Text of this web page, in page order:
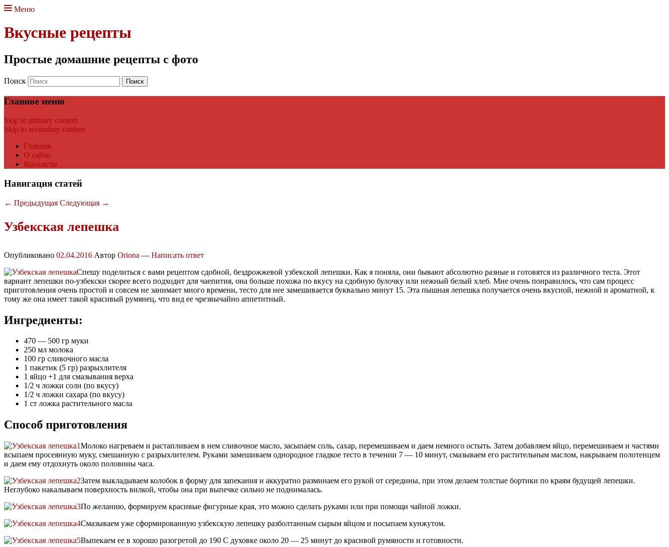
Меню
Вкусные рецепты
Простые домашние рецепты с фото
Поиск
Главное меню
Skip to primary content
Skip to secondary content
Главная
О сайте
Контакты
Навигация статей
← Предыдущая Следующая →
Узбекская лепешка
Опубликовано 02.04.2016 Автор Oriona — Написать ответ
Спешу поделиться с вами рецептом сдобной, бездрожжевой узбекской лепешки. Как я поняла, они бывают абсолютно разные и готовятся из различного теста. Этот
вариант лепешки по-узбекски скорее всего подходит для чаепития, она больше похожа по вкусу на сдобную булочку или нежный белый хлеб. Мне очень понравилось, что сам процесс
приготовления очень простой и совсем не занимает много времени, тесто для нее замешивается буквально минут 15. Эта пышная лепешка получается очень вкусной, нежной и ароматной, к
тому же она имеет такой красивый румянец, что вид ее чрезвычайно аппетитный.
Ингредиенты:
470 — 500 гр муки
250 мл молока
100 гр сливочного масла
1 пакетик (5 гр) разрыхлителя
1 яйцо +1 для смазывания верха
1/2 ч ложки соли (по вкусу)
1/2 ч ложки сахара (по вкусу)
1 ст ложка растительного масла
Способ приготовления
Молоко нагреваем и растапливаем в нем сливочное масло, засыпаем соль, сахар, перемешиваем и даем немного остыть. Затем добавляем яйцо, перемешиваем и частями
всыпаем просеянную муку, смешанную с разрыхлителем. Руками замешиваем однородное гладкое тесто в течении 7 — 10 минут, смазываем его растительным маслом, накрываем полотенцем
и даем ему отдохнуть около половины часа.
Затем выкладываем колобок в форму для запекания и аккуратно разминаем его рукой от середины, при этом делаем толстые бортики по краям будущей лепешки.
Неглубоко накалываем поверхность вилкой, чтобы она при выпечке сильно не поднималась.
По желанию, формируем красивые фигурные края, это можно сделать руками или при помощи чайной ложки.
Смазываем уже сформированную узбекскую лепешку разболтанным сырым яйцом и посыпаем кунжутом.
Выпекаем ее в хорошо разогретой до 190 С духовке около 20 — 25 минут до красивой румяности и готовности.